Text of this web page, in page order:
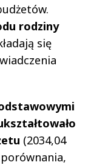
rodziny
się
(2034,04
porównania,